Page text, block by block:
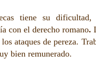
tiene su dificultad,
con el derecho romano.
ataques de pereza.
bien remunerado.